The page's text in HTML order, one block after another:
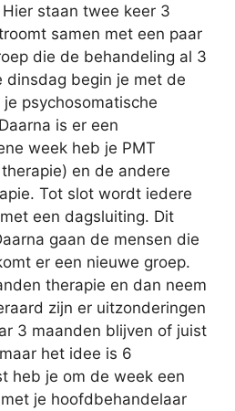
staan twee keer 3
samen met een paar
die de behandeling al 3
dinsdag begin je met de
psychosomatische
is er een
week heb je PMT
en de andere
Tot slot wordt iedere
een dagsluiting. Dit
gaan de mensen die
er een nieuwe groep.
therapie en dan neem
zijn er uitzonderingen
3 maanden blijven of juist
het idee is 6
heb je om de week een
je hoofdbehandelaar